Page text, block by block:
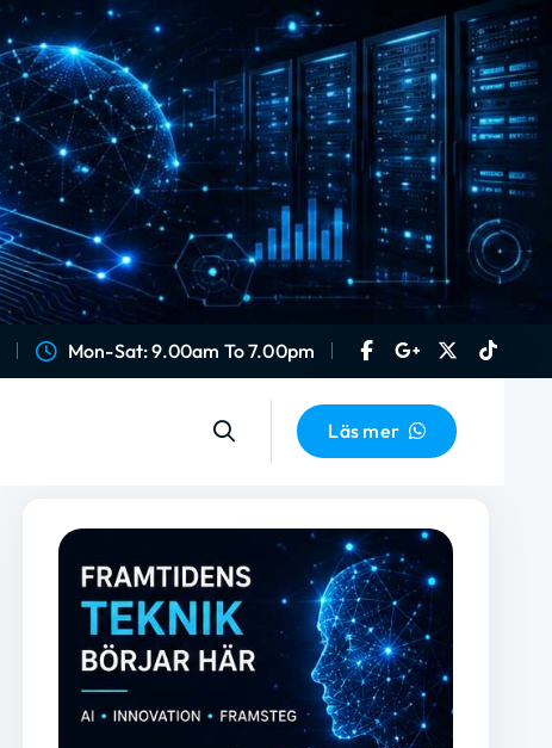
Mon-Sat: 9.00am To 7.00pm
Läs mer